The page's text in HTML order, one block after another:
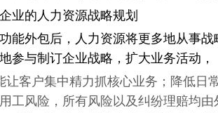
业的人力资源战略规划
外包后，人力资源将更多地从事战
参与制订企业战略，扩大业务活动，
让客户集中精力抓核心业务；降低日
工风险，所有风险以及纠纷理赔均